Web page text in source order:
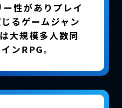
性がありプレイ
るゲームジャン
大規模多人数同
ンRPG。